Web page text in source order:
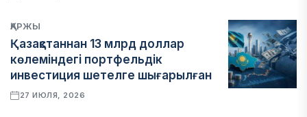
ҚАРЖЫ
Қазақстаннан 13 млрд доллар
көлеміндегі портфельдік
инвестиция шетелге шығарылған
27 ИЮЛЯ, 2026